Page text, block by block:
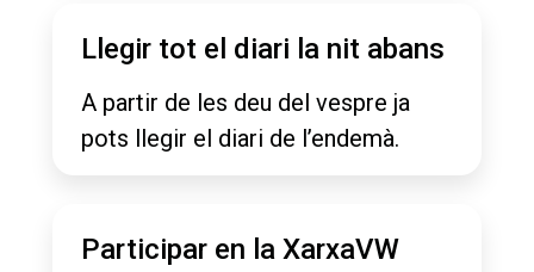
Llegir tot el diari la nit abans
A partir de les deu del vespre ja
pots llegir el diari de l’endemà.
Participar en la XarxaVW